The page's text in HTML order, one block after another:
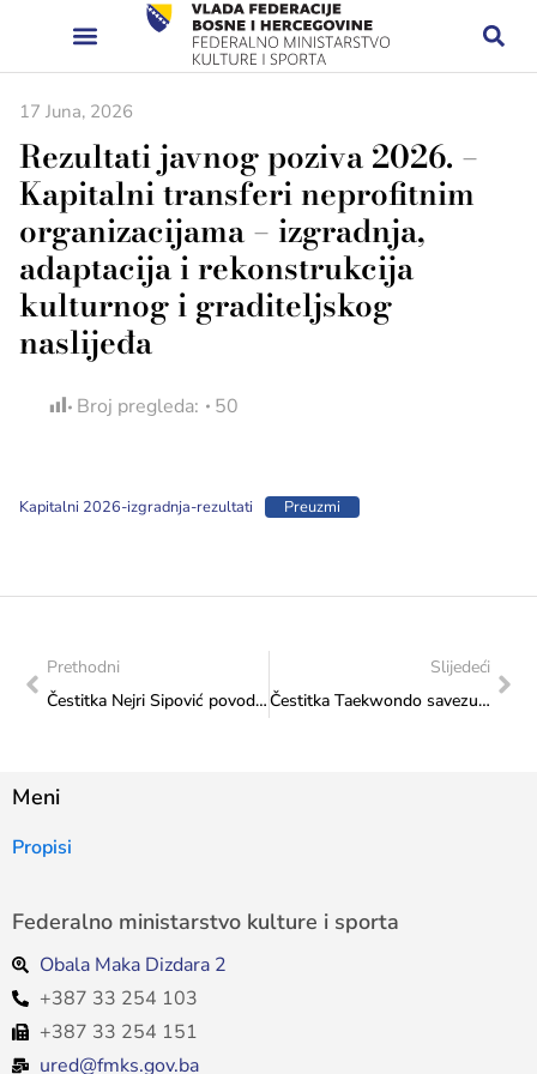
17 Juna, 2026
Rezultati javnog poziva 2026. –
Kapitalni transferi neprofitnim
organizacijama – izgradnja,
adaptacija i rekonstrukcija
kulturnog i graditeljskog
naslijeđa
Broj pregleda: 50
Kapitalni 2026-izgradnja-rezultati Preuzmi
Prethodni
Čestitka Nejri Sipović povodom osvajanja historijske titule Grand Winner 2026
Slijedeći
Čestitka Taekwondo savezu FBiH povodom svečanog otvaranja Evropskog klupskog taekwondo 2026 prvenstva u olimpijskom taekwondou
Meni
Propisi
Federalno ministarstvo kulture i sporta
Obala Maka Dizdara 2
+387 33 254 103
+387 33 254 151
ured@fmks.gov.ba